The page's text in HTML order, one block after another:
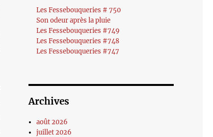
Les Fessebouqueries # 750
Son odeur après la pluie
Les Fessebouqueries #749
Les Fessebouqueries #748
Les Fessebouqueries #747
Archives
août 2026
juillet 2026